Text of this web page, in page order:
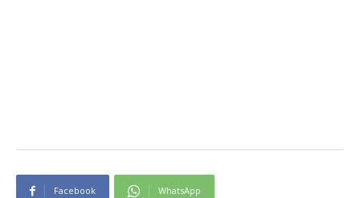
Facebook WhatsApp